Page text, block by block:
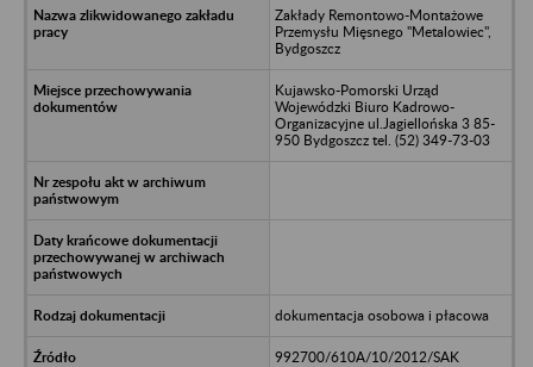
Zakłady Remontowo-Montażowe
Przemysłu Mięsnego "Metalowiec",
Bydgoszcz
Kujawsko-Pomorski Urząd
Wojewódzki Biuro Kadrowo-
Organizacyjne ul.Jagiellońska 3 85-
950 Bydgoszcz tel. (52) 349-73-03
dokumentacja osobowa i płacowa
992700/610A/10/2012/SAK